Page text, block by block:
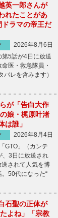
英一郎さんが
れたことがあ
ラマの帝王だ
2026年8月6日
5話が4日に放送
医・救急隊員・
レを含みます）
が「告白大作
娘・梶原叶渚
は誰」
2026年8月4日
GTO」（カンテ
、3日に放送され
されて人気を博
50代になった“
石聖の正体が
よね」「宗教